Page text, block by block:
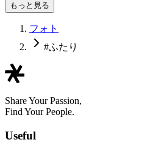
もっと見る
フォト
#ふたり
Share Your Passion,
Find Your People.
Useful